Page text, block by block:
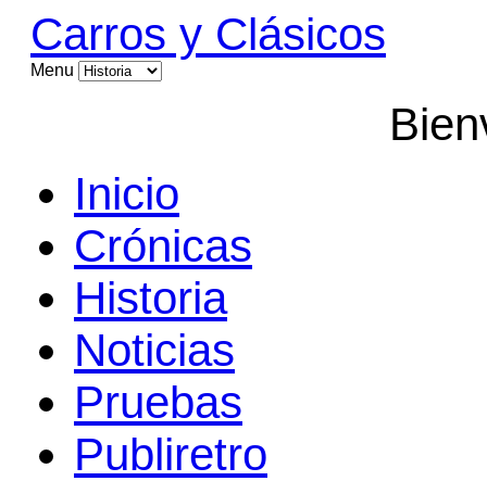
Carros y Clásicos
Menu
Inicio
Crónicas
Historia
Noticias
Pruebas
Publiretro